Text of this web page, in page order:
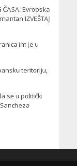
ČASA: Evropska
IZVEŠTAJ
im je u
teritoriju,
se u politički